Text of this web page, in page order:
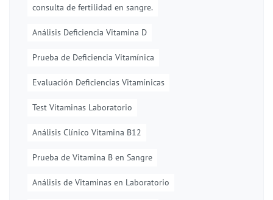
consulta de fertilidad en sangre.
Análisis Deficiencia Vitamina D
Prueba de Deficiencia Vitamínica
Evaluación Deficiencias Vitamínicas
Test Vitaminas Laboratorio
Análisis Clínico Vitamina B12
Prueba de Vitamina B en Sangre
Análisis de Vitaminas en Laboratorio